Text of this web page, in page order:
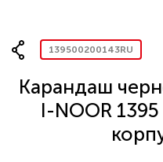
139500200143RU
Карандаш
I-NOOR
ОСТАВИТЬ ЗАЯВКУ